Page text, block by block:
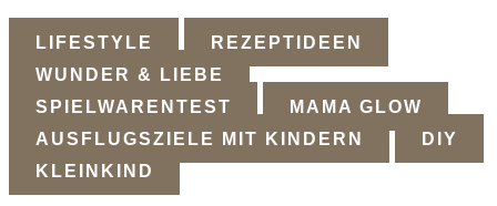
LIFESTYLE
REZEPTIDEEN
WUNDER & LIEBE
SPIELWARENTEST
MAMA GLOW
AUSFLUGSZIELE MIT KINDERN
DIY
KLEINKIND